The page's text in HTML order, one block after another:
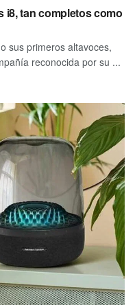
i8, tan completos como
sus primeros altavoces,
reconocida por su ...